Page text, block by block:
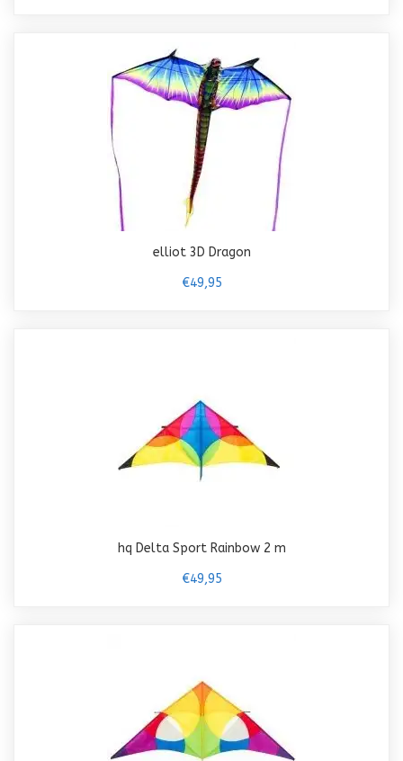
elliot 3D Dragon
€49,95
hq Delta Sport Rainbow 2 m
€49,95